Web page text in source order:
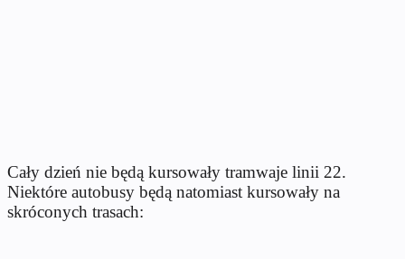
Cały dzień nie będą kursowały tramwaje linii 22.
Niektóre autobusy będą natomiast kursowały na
skróconych trasach: